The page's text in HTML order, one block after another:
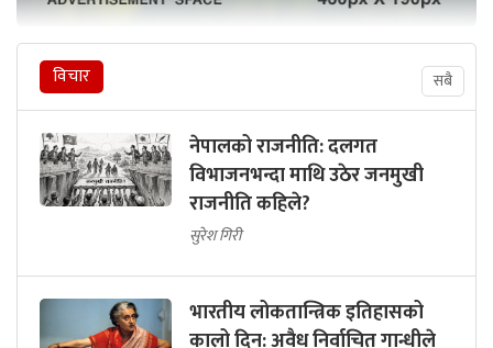
विचार सबै
नेपालको राजनीति: दलगत
विभाजनभन्दा माथि उठेर जनमुखी
राजनीति कहिले?
सुरेश गिरी
भारतीय लोकतान्त्रिक इतिहासको
कालो दिन: अवैध निर्वाचित गान्धीले